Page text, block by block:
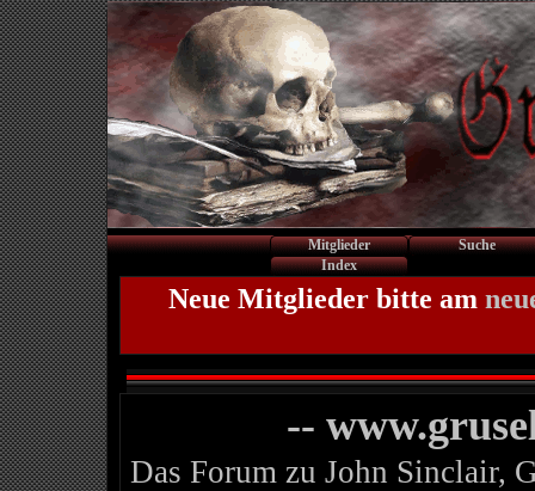
Mitglieder
Suche
Index
Neue Mitglieder bitte am
--
Das Forum zu John Sinclair,